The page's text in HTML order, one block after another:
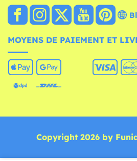
MOYENS DE PAIEMENT ET
Copyright 2026 by